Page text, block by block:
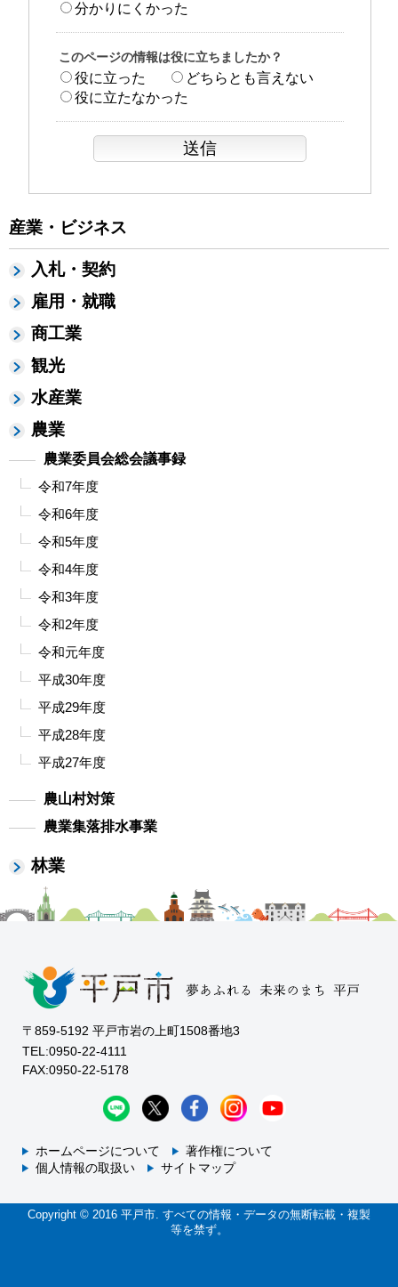
産業・ビジネス
入札・契約
雇用・就職
商工業
観光
水産業
農業
農業委員会総会議事録
令和7年度
令和6年度
令和5年度
令和4年度
令和3年度
令和2年度
令和元年度
平成30年度
平成29年度
平成28年度
平成27年度
農山村対策
農業集落排水事業
林業
分かりにくかった
このページの情報は役に立ちましたか？
役に立った
どちらとも言えない
役に立たなかった
〒859-5192 平戸市岩の上町1508番地3
TEL:0950-22-4111
FAX:0950-22-5178
ホームページについて
著作権について
個人情報の取扱い
サイトマップ
Copyright © 2016 平戸市. すべての情報・データの無断転載・複製
等を禁ず。